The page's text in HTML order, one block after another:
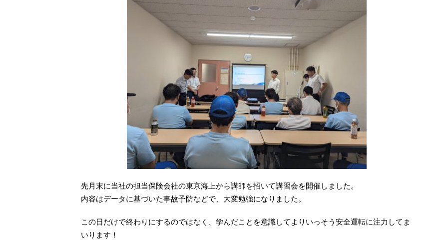
先月末に当社の担当保険会社の東京海上から講師を招いて講習会を開催しました。
内容はデータに基づいた事故予防などで、大変勉強になりました。
この日だけで終わりにするのではなく、学んだことを意識してよりいっそう安全運転に注力してま
いります！